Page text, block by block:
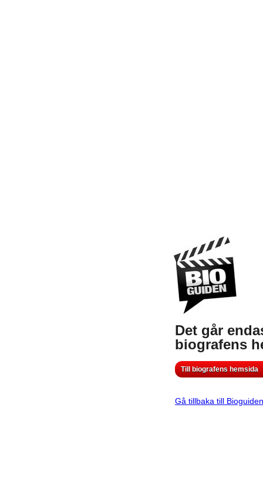
Det går
biografens
Till biografens hemsida
Gå tillbaka till Bioguiden